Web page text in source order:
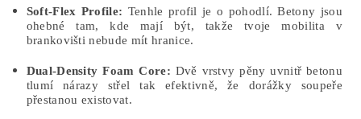
Soft-Flex Profile: Tenhle profil je o pohodlí. Betony jsou
ohebné tam, kde mají být, takže tvoje mobilita v
brankovišti nebude mít hranice.
Dual-Density Foam Core: Dvě vrstvy pěny uvnitř betonu
tlumí nárazy střel tak efektivně, že dorážky soupeře
přestanou existovat.